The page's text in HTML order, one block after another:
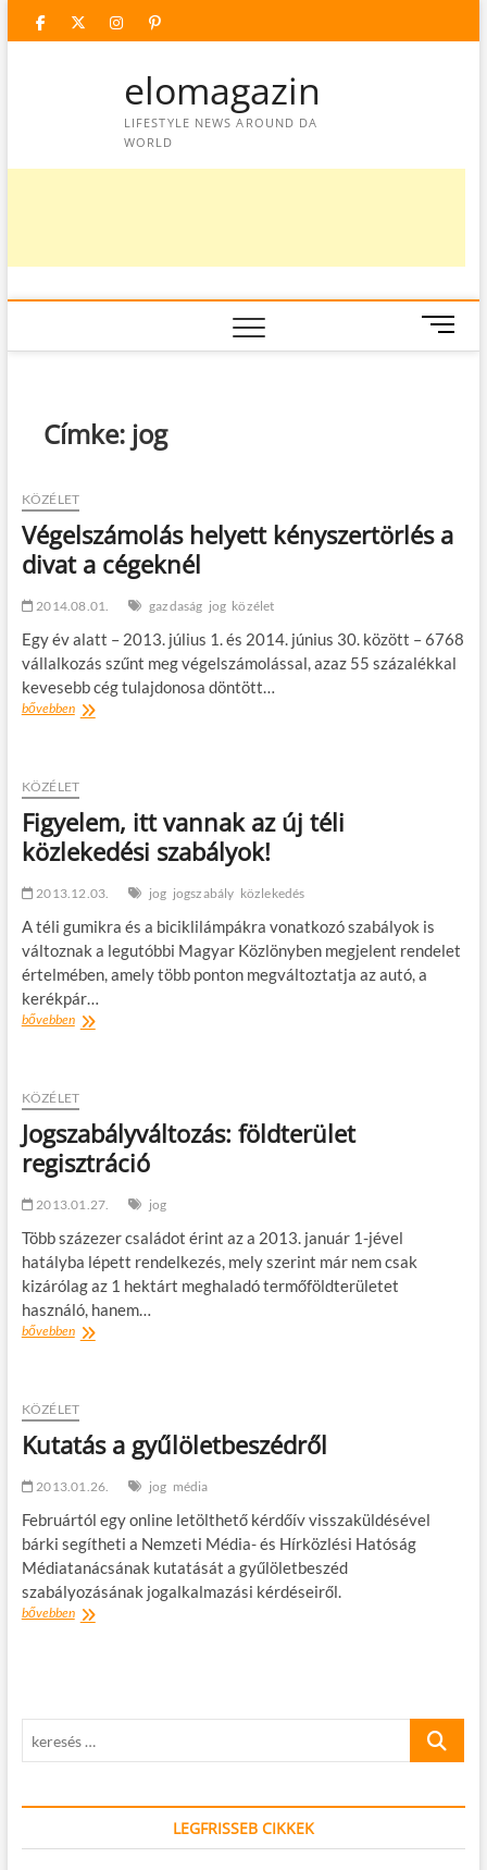
facebooktwitter
instagram
googleplus
pinterest
elomagazin
LIFESTYLE NEWS AROUND DA
WORLD
M
e
n
Címke: jog
KÖZÉLET
Végelszámolás helyett kényszertörlés a
divat a cégeknél
2014.08.01. gazdaság jog közélet
Egy év alatt – 2013. július 1. és 2014. június 30. között – 6768
vállalkozás szűnt meg végelszámolással, azaz 55 százalékkal
kevesebb cég tulajdonosa döntött…
bővebbenVégelszámolás
divat
cégeknél
KÖZÉLET
Figyelem, itt vannak az új téli
közlekedési szabályok!
2013.12.03. jog jogszabály közlekedés
A téli gumikra és a biciklilámpákra vonatkozó szabályok is
változnak a legutóbbi Magyar Közlönyben megjelent rendelet
értelmében, amely több ponton megváltoztatja az autó, a
kerékpár…
bővebbenFigyelem,
új
közlekedési
szabályok!
KÖZÉLET
Jogszabályváltozás: földterület
regisztráció
2013.01.27. jog
Több százezer családot érint az a 2013. január 1-jével
hatályba lépett rendelkezés, mely szerint már nem csak
kizárólag az 1 hektárt meghaladó termőföldterületet
használó, hanem…
bővebbenJogszabályváltozás:
KÖZÉLET
Kutatás a gyűlöletbeszédről
2013.01.26. jog média
Februártól egy online letölthető kérdőív visszaküldésével
bárki segítheti a Nemzeti Média- és Hírközlési Hatóság
Médiatanácsának kutatását a gyűlöletbeszéd
szabályozásának jogalkalmazási kérdéseiről.
bővebbenKutatás
keresés
LEGFRISSEB CIKKEK